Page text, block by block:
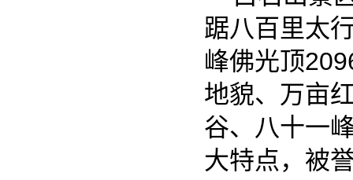
谷、八十一峰
大特点，被誉
地质公园、国
青少年科技教
2011年-2013